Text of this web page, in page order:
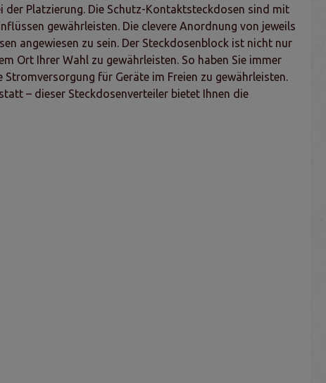
Platzierung. Die Schutz-Kontaktsteckdosen sind mit
gewährleisten. Die clevere Anordnung von jeweils
angewiesen zu sein. Der Steckdosenblock ist nicht nur
Ort Ihrer Wahl zu gewährleisten. So haben Sie immer
für Geräte im Freien zu gewährleisten.
– dieser Steckdosenverteiler bietet Ihnen die